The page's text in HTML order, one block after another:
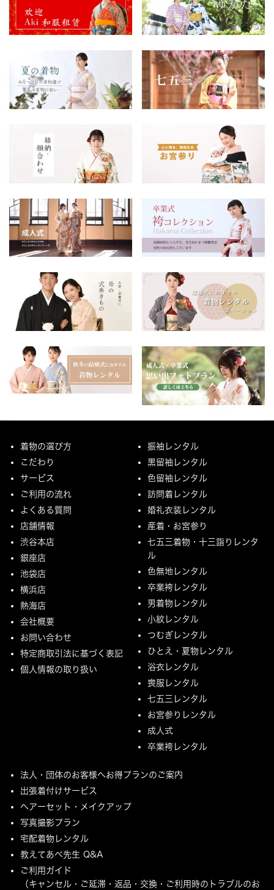
着物の選び方
こだわり
サービス
ご利用の流れ
よくある質問
店舗情報
渋谷本店
銀座店
池袋店
横浜店
熱海店
会社概要
お問い合わせ
特定商取引法に基づく表記
個人情報の取り扱い
振袖レンタル
黒留袖レンタル
色留袖レンタル
訪問着レンタル
婚礼衣装レンタル
産着・お宮参り
七五三着物・十三詣りレンタ
ル
色無地レンタル
卒業袴レンタル
男着物レンタル
小紋レンタル
つむぎレンタル
ひとえ・夏物レンタル
浴衣レンタル
喪服レンタル
七五三レンタル
お宮参りレンタル
成人式
卒業袴レンタル
法人・団体のお客様へお得プランのご案内
出張着付けサービス
ヘアーセット・メイクアップ
写真撮影プラン
宅配着物レンタル
教えてあべ先生 Q&A
ご利用ガイド
（キャンセル・ご延滞・返品・交換・ご利用時のトラブルのお